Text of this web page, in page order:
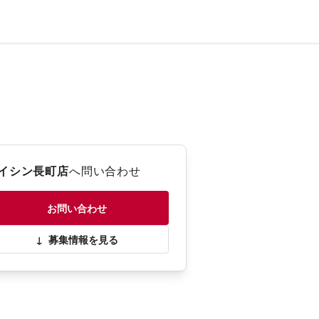
シン長町店へ問い合わせ
お問い合わせ
↓ 募集情報を見る